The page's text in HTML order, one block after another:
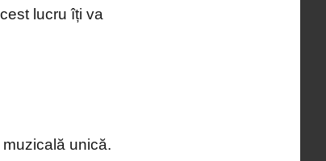
lucru îți va
unică.